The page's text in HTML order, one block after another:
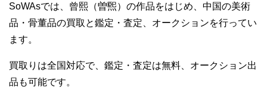
SoWAsでは、曾熙（曽煕）の作品をはじめ、中国の美術
品・骨董品の買取と鑑定・査定、オークションを行ってい
ます。
買取りは全国対応で、鑑定・査定は無料、オークション出
品も可能です。